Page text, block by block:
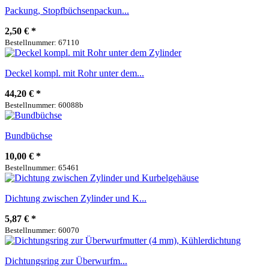
Packung, Stopfbüchsenpackun...
2,50 € *
Bestellnummer: 67110
Deckel kompl. mit Rohr unter dem...
44,20 € *
Bestellnummer: 60088b
Bundbüchse
10,00 € *
Bestellnummer: 65461
Dichtung zwischen Zylinder und K...
5,87 € *
Bestellnummer: 60070
Dichtungsring zur Überwurfm...